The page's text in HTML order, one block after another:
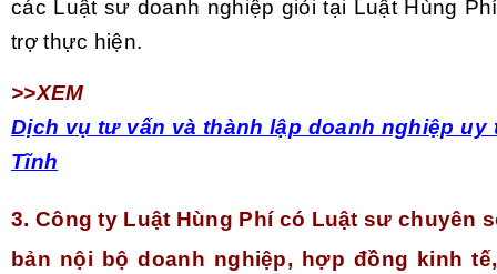
các Luật sư doanh nghiệp giỏi tại Luật Hùng
trợ thực hiện.
>>XEM
Dịch vụ tư vấn và thành lập doanh nghiệp uy
Tĩnh
3. Công ty Luật Hùng Phí có Luật sư chuyên
bản nội bộ doanh nghiệp, hợp đồng kinh